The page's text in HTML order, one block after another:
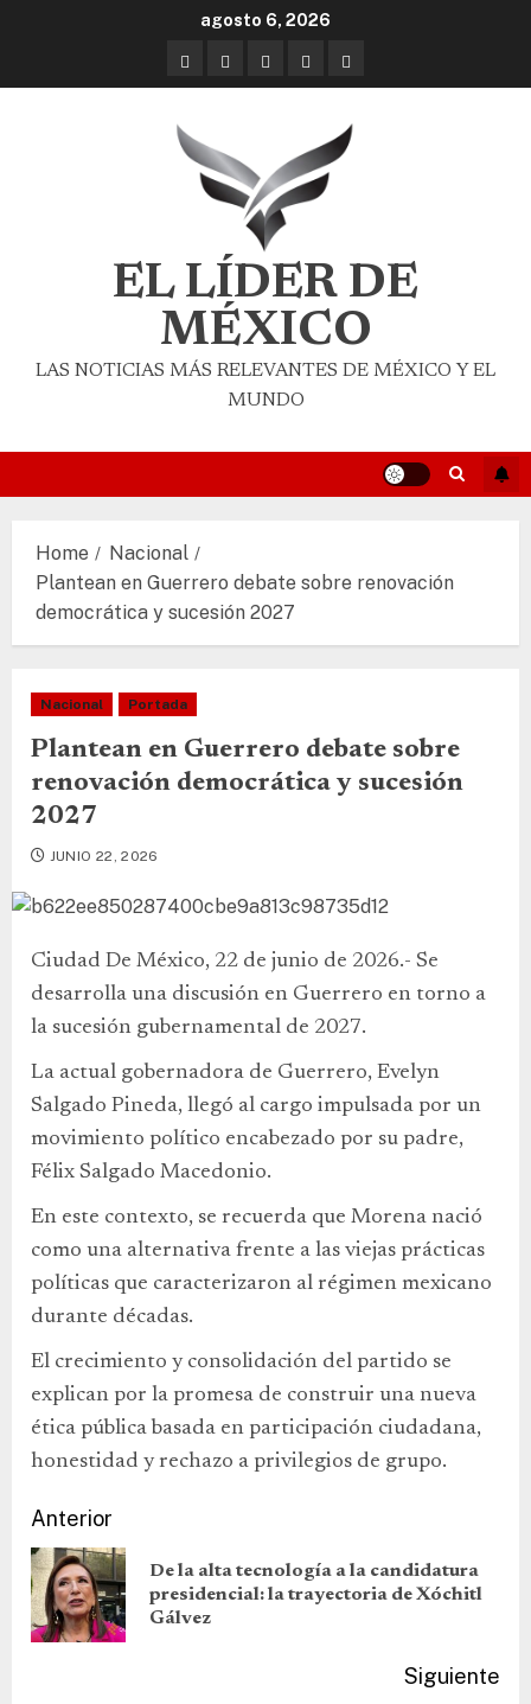
agosto 6, 2026
EL LÍDER DE
MÉXICO
LAS NOTICIAS MÁS RELEVANTES DE MÉXICO Y EL
MUNDO
Home
Nacional
Plantean en Guerrero debate sobre renovación
democrática y sucesión 2027
Nacional Portada
Plantean en Guerrero debate sobre
renovación democrática y sucesión
2027
JUNIO 22, 2026
Ciudad De México, 22 de junio de 2026.- Se
desarrolla una discusión en Guerrero en torno a
la sucesión gubernamental de 2027.
La actual gobernadora de Guerrero, Evelyn
Salgado Pineda, llegó al cargo impulsada por un
movimiento político encabezado por su padre,
Félix Salgado Macedonio.
En este contexto, se recuerda que Morena nació
como una alternativa frente a las viejas prácticas
políticas que caracterizaron al régimen mexicano
durante décadas.
El crecimiento y consolidación del partido se
explican por la promesa de construir una nueva
ética pública basada en participación ciudadana,
honestidad y rechazo a privilegios de grupo.
Anterior
De la alta tecnología a la candidatura
presidencial: la trayectoria de Xóchitl
Gálvez
Siguiente